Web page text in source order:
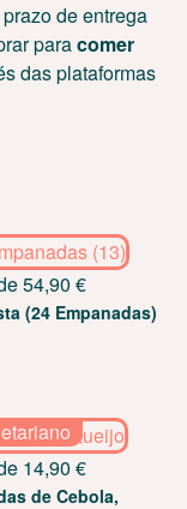
de entrega
paracomer
das plataformas
54,90 €
(24 Empanadas)
14,90 €
de Cebola,